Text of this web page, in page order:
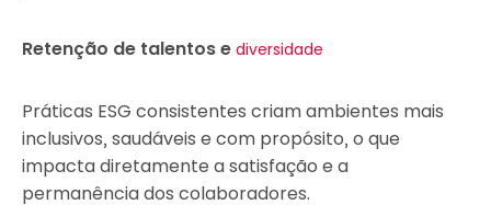
Retenção de talentos e diversidade
Práticas ESG consistentes criam ambientes mais
inclusivos, saudáveis e com propósito, o que
impacta diretamente a satisfação e a
permanência dos colaboradores.